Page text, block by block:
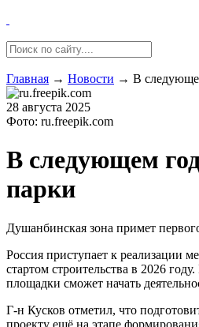
Главная → Новости → В
28 августа 2025
Фото: ru.freepik.com
В следующем
парки
Душанбинская зона примет
Россия приступает к реализации
стартом строительства в 2026
площадки сможет начать
Г-н Кусков отметил, что
проекту ещё на этапе